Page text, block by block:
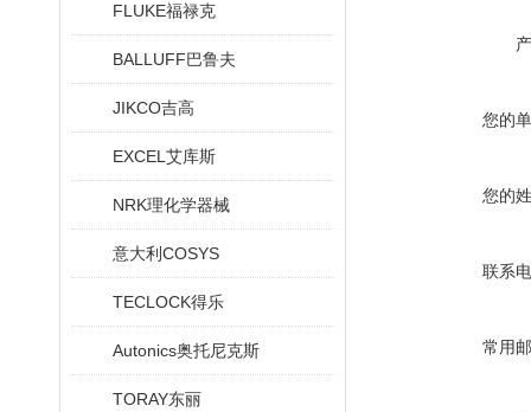
FLUKE福禄克
BALLUFF巴鲁夫
JIKCO吉高
EXCEL艾库斯
NRK理化学器械
意大利COSYS
TECLOCK得乐
Autonics奥托尼克斯
TORAY东丽
您的
您的
联系
常用